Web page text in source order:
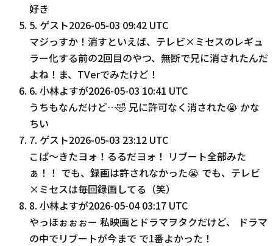
好き
5. ゲスト2026-05-03 09:42 UTC
マジっすか！消すといえば、テレビ×ミセスのレギュ
ラー化する前の2回目のやつ、無断で兄に消されたんだ
よね！ま、TVerでみたけど！
6. 小林よすが2026-05-03 10:41 UTC
うちもなんだけど…🤣 兄に許可なく消された😭 かな
ちい
7. ゲスト2026-05-03 23:12 UTC
こば〜きたヨォ！るるだヨォ！ リブート全部みた
ぁ！！ でも、録画は許されなかった😭 でも、テレビ
×ミセスは毎回録画してる（笑）
8. 小林よすが2026-05-04 03:17 UTC
やっほぉぉぉー 私映画とドラマヲタクだけど、 ドラマ
の中でリブートが今まで で1番よかった！